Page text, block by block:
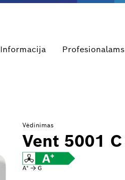
Informacija Profesionalams
Vėdinimas
Vent 5001 C